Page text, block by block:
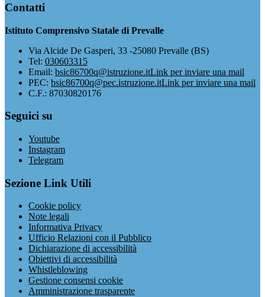
Contatti
Istituto Comprensivo Statale di Prevalle
Via Alcide De Gasperi, 33 -25080 Prevalle (BS)
Tel: 030603315
Email: bsic86700q@istruzione.itLink per inviare una mail
PEC: bsic86700q@pec.istruzione.itLink per inviare una mail
C.F.: 87030820176
Seguici su
Youtube
Instagram
Telegram
Sezione Link Utili
Cookie policy
Note legali
Informativa Privacy
Ufficio Relazioni con il Pubblico
Dichiarazione di accessibilità
Obiettivi di accessibilità
Whistleblowing
Gestione consensi cookie
Amministrazione trasparente